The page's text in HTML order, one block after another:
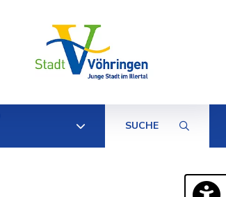
SUCHE